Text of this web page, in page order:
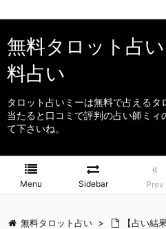
無料タロット占
料占い
タロット占いミーは無料で占えるタ
当たると口コミで評判の占い師ミィ
て下さいね。
Menu Sidebar
«
Prev
無料タロット占い >
【占い結